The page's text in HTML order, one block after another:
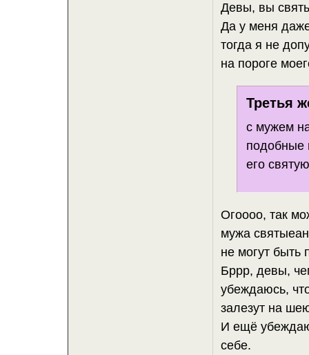
Девы, вы
Да у меня
тогда я не
на пороге
Третья
с мужем
подобные
его
Огоооо, так
мужа
не могут быть
Бррр, девы,
убеждаюсь,
залезут на
И ещё
себе.